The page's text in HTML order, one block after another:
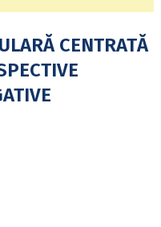
CENTRATĂ